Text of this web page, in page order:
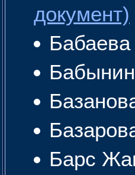
документ)
Барс